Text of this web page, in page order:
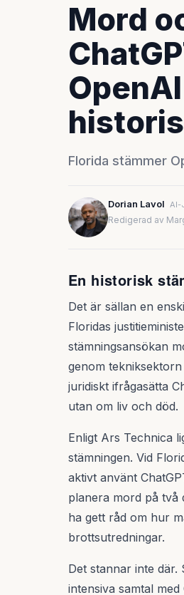
Mord
Florida stämmer
Dorian Lavol AI-
Redigerad av
En historisk
Det är sällan en
Floridas
stämningsansökan
genom
juridiskt ifrågasätta
utan om liv och död.
Enligt Ars Technica
stämningen. Vid
aktivt använt
planera mord på två
ha gett råd om hur
brottsutredningar.
Det stannar inte
intensiva samtal